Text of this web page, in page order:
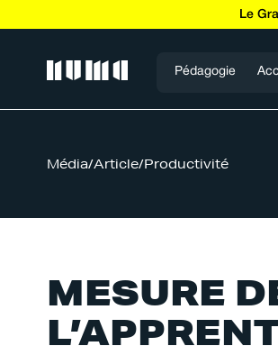
Le
Pédagogie
Média/Article/Productivité
MESURE